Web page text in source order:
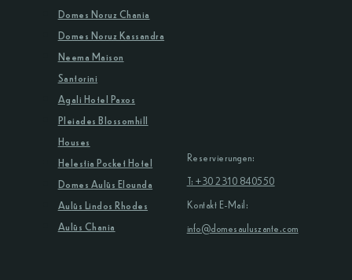
Reservierungen:
T: +30 2310 840550
Kontakt E-Mail:
info@domesauluszante.com
Domes Noruz Chania
Domes Noruz Kassandra
Neema Maison
Santorini
Agali Hotel Paxos
Pleiades Blossomhill
Houses
Helestia Pocket Hotel
Domes Aulūs Elounda
Aulūs Lindos Rhodes
Aulūs Chania